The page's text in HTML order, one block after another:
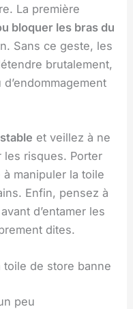
La première
bloquer les bras du
Sans ce geste, les
brutalement,
et veillez à ne
les risques. Porter
à manipuler la toile
Enfin, pensez à
avant d’entamer les
dites.
de store banne
peu